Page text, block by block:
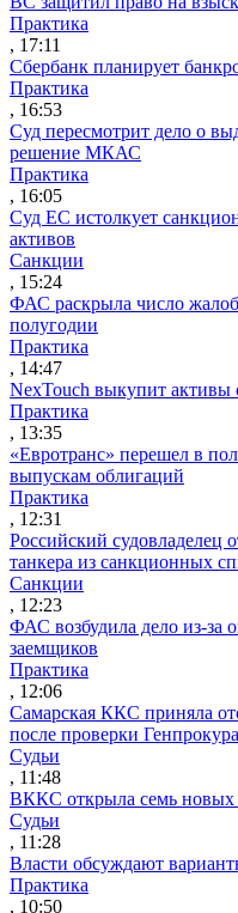
Практика
, 17:11
Сбербанк планирует
Практика
, 16:53
Суд пересмотрит дело о
решение МКАС
Практика
, 16:05
Суд ЕС истолкует
активов
Санкции
, 15:24
ФАС раскрыла число
полугодии
Практика
, 14:47
NexTouch выкупит активы
Практика
, 13:35
«Евротранс» перешел в
выпускам облигаций
Практика
, 12:31
Российский судовладелец
танкера из санкционных
Санкции
, 12:23
ФАС возбудила дело из-за
заемщиков
Практика
, 12:06
Самарская ККС приняла
после проверки
Судьи
, 11:48
ВККС открыла семь новых
Судьи
, 11:28
Власти обсуждают
Практика
, 10:50